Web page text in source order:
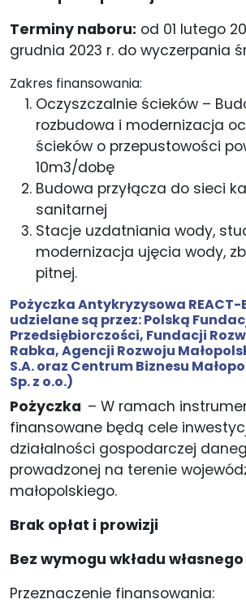
Terminy naboru: od 01 lutego
grudnia 2023 r. do wyczerpania
Zakres finansowania:
Oczyszczalnie ścieków –
rozbudowa i modernizacja
ścieków o przepustowości
10m3/dobę
Budowa przyłącza do sieci
sanitarnej
Stacje uzdatniania wody,
modernizacja ujęcia wody,
pitnej.
Pożyczka Antykryzysowa REACT-
udzielane są przez:Polską
Przedsiębiorczości, Fundacji
Rabka,Agencji Rozwoju
S.A.oraz Centrum Biznesu
Sp. z o.o.)
Pożyczka – W ramach
finansowane będą cele
działalności gospodarczej
prowadzonej na terenie
małopolskiego.
Brak opłat i prowizji
Bez wymogu wkładu własnego
Przeznaczenie finansowania: